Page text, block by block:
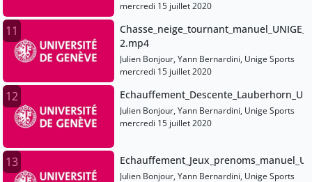
mercredi 15 juillet 2020
11
2.mp4
Julien Bonjour, Yann Bernardini, Unige Sports
mercredi 15 juillet 2020
12
Julien Bonjour, Yann Bernardini, Unige Sports
mercredi 15 juillet 2020
13
Julien Bonjour, Yann Bernardini, Unige Sports